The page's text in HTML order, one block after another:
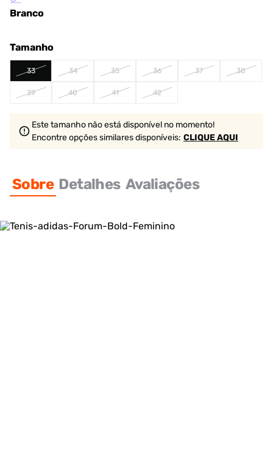
Branco
Tamanho
33 34 35 36 37 38
39 40 41 42
Este tamanho não está disponível no momento!
Encontre opções similaresdisponíveis: CLIQUE AQUI
Sobre Detalhes Avaliações